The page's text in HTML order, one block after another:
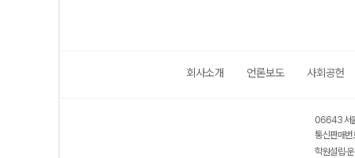
회사소개 언론보도 사회공헌
06643 서
통신판매
학원설립·